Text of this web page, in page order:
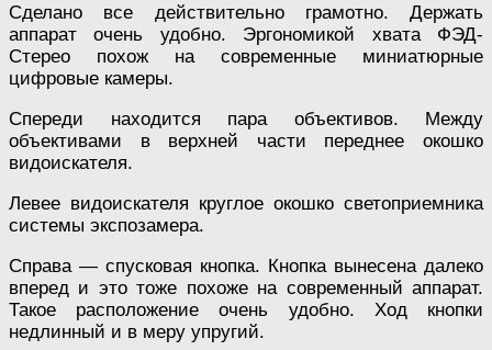
Сделано все действительно грамотно. Держать
аппарат очень удобно. Эргономикой хвата ФЭД-
Стерео похож на современные миниатюрные
цифровые камеры.
Спереди находится пара объективов. Между
объективами в верхней части переднее окошко
видоискателя.
Левее видоискателя круглое окошко светоприемника
системы экспозамера.
Справа — спусковая кнопка. Кнопка вынесена далеко
вперед и это тоже похоже на современный аппарат.
Такое расположение очень удобно. Ход кнопки
недлинный и в меру упругий.